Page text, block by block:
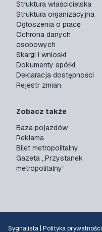
Struktura właścicielska
Struktura organizacyjna
Ogłoszenia o pracę
Ochrona danych
osobowych
Skargi i wnioski
Dokumenty spółki
Deklaracja dostępności
Rejestr zmian
Zobacz także
Baza pojazdów
Reklama
Bilet metropolitalny
Gazeta „Przystanek
metropolitalny”
Sygnalista Polityka prywatności